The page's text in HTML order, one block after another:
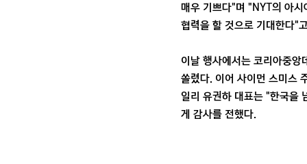
매우 기쁘다"며 "NYT의 아
협력을 할 것으로 기대한다"
이날 행사에서는 코리아중
쏠렸다. 이어 사이먼 스미스
일리 유권하 대표는 "한국을
게 감사를 전했다.